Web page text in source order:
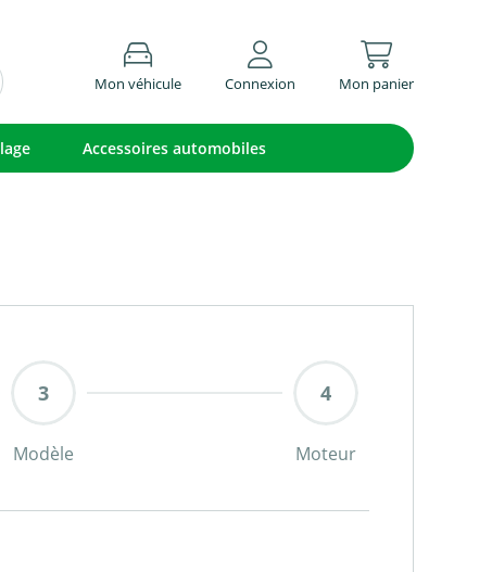
Mon véhicule Connexion Mon panier
Accessoires automobiles
Modèle Moteur